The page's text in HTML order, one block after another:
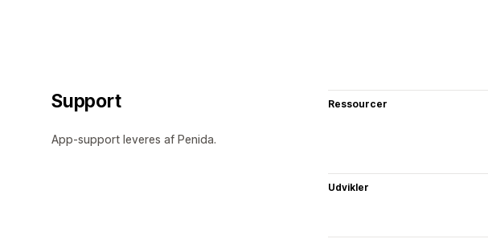
Support
App-support leveres af Penida.
Ressourcer
Udvikler